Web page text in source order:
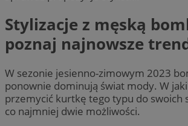
Stylizacje z męską
poznaj najnowsze
W sezonie jesienno-zimowym 2023
ponownie dominują świat mody. W
przemycić kurtkę tego typu do swoich
co najmniej dwie możliwości.